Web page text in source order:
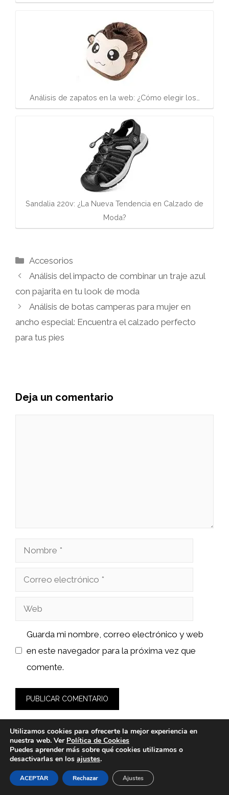
Análisis de zapatos en la web: ¿Cómo elegir los…
Sandalia 220v: ¿La Nueva Tendencia en Calzado de
Moda?
Categorías
Accesorios
Análisis del impacto de combinar un traje azul
con pajarita en tu look de moda
Análisis de botas camperas para mujer en
ancho especial: Encuentra el calzado perfecto
para tus pies
Deja un comentario
Nombre
Correo
Web
Guarda mi nombre, correo electrónico y web
en este navegador para la próxima vez que
comente.
© 2026 fashionlawinstitute.es -
Aviso Legal
Política de cookies
Utilizamos cookies para ofrecerte la mejor experiencia en
nuestra web. Ver Política de Cookies
Puedes aprender más sobre qué cookies utilizamos o
desactivarlas en los ajustes.
ACEPTAR Rechazar Ajustes